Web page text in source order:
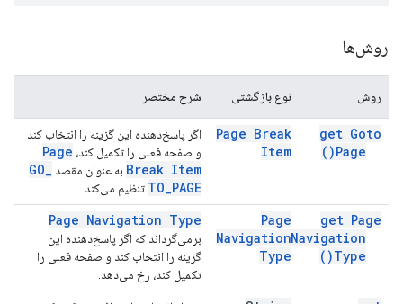
روش‌ها
روش نوع بازگشتی شرح مختصر
get Goto
Page(
)
Page Break
Item
اگر پاسخ‌دهنده این گزینه را انتخاب کند
و صفحه فعلی را تکمیل کند، Page
Break Item به عنوان مقصد GO_
TO_PAGE تنظیم می‌کند.
get Page
Navigation
Type(
)
Page
Navigation
Type
Page Navigation Type
برمی‌گرداند که اگر پاسخ‌دهنده این
گزینه را انتخاب کند و صفحه فعلی را
تکمیل کند، رخ می‌دهد.